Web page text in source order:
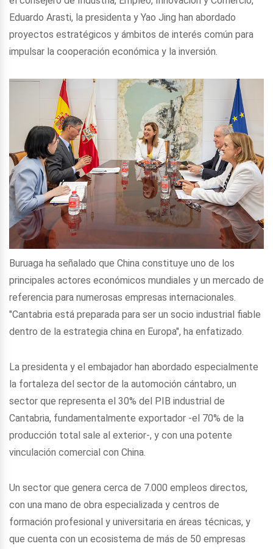
Eduardo Arasti, la presidenta y Yao Jing han abordado
proyectos estratégicos y ámbitos de interés común para
impulsar la cooperación económica y la inversión.
Buruaga ha señalado que China constituye uno de los
principales actores económicos mundiales y un mercado de
referencia para numerosas empresas internacionales.
"Cantabria está preparada para ser un socio industrial fiable
dentro de la estrategia china en Europa", ha enfatizado.
La presidenta y el embajador han abordado especialmente
la fortaleza del sector de la automoción cántabro, un
sector que representa el 30% del PIB industrial de
Cantabria, fundamentalmente exportador -el 70% de la
producción total sale al exterior-, y con una potente
vinculación comercial con China.
Un sector que genera cerca de 7.000 empleos directos,
con una mano de obra especializada y centros de
formación profesional y universitaria en áreas técnicas, y
que cuenta con un ecosistema de más de 50 empresas